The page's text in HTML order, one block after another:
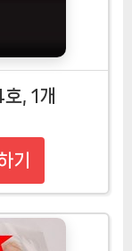
, 1개
기